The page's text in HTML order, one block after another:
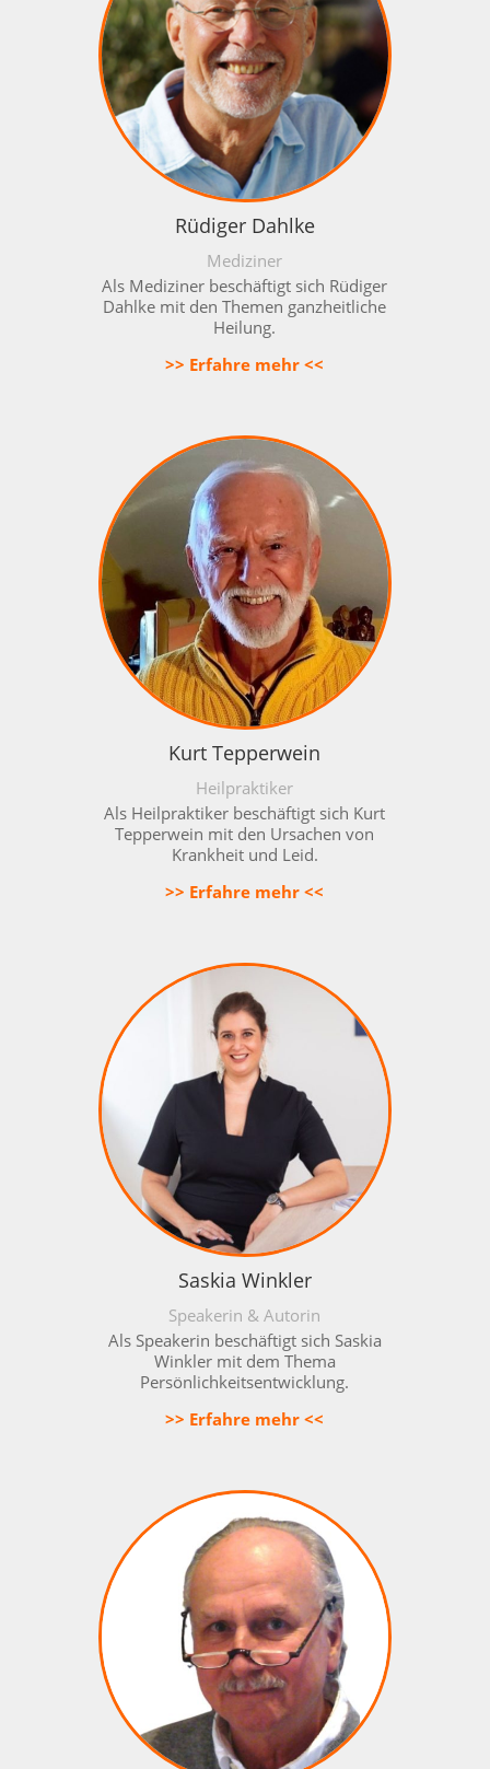
Rüdiger Dahlke
Mediziner
Als Mediziner beschäftigt sich Rüdiger
Dahlke mit den Themen ganzheitliche
Heilung.
>> Erfahre mehr <<
Kurt Tepperwein
Heilpraktiker
Als Heilpraktiker beschäftigt sich Kurt
Tepperwein mit den Ursachen von
Krankheit und Leid.
>> Erfahre mehr <<
Saskia Winkler
Speakerin & Autorin
Als Speakerin beschäftigt sich Saskia
Winkler mit dem Thema
Persönlichkeitsentwicklung.
>> Erfahre mehr <<